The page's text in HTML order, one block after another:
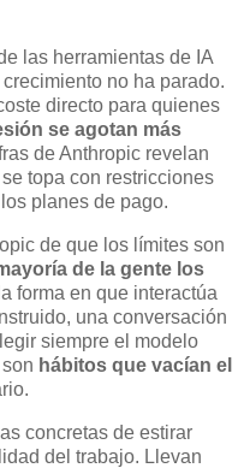
las herramientas de IA
no ha parado.
directo para quienes
se agotan más
de Anthropic revelan
topa con restricciones
planes de pago.
de que los límites son
de la gente los
forma en que interactúa
una conversación
siempre el modelo
hábitos que vacían el
concretas de estirar
del trabajo. Llevan